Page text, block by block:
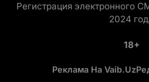
Регистрация электронного
2024
18+
Реклама На Vaib.uz